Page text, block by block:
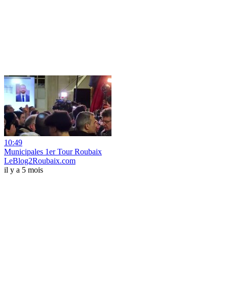
10:49
Municipales 1er Tour Roubaix
LeBlog2Roubaix.com
il y a 5 mois